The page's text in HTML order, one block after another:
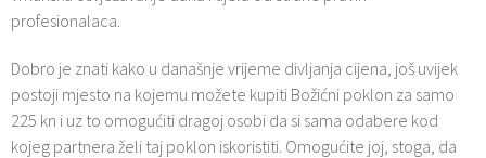
profesionalaca.
Dobro je znati kako u današnje vrijeme divljanja cijena, još uvijek
postoji mjesto na kojemu možete kupiti Božićni poklon za samo
225 kn i uz to omogućiti dragoj osobi da si sama odabere kod
kojeg partnera želi taj poklon iskoristiti. Omogućite joj, stoga, da